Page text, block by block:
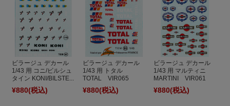
ビラージュ デカール
1/43 用 コニ/ビルシュ
タイン KONI/BILSTE...
¥880(税込)
ビラージュ デカール
1/43 用 トタル
TOTAL VIR065
¥880(税込)
ビラージュ デカール
1/43 用 マルティニ
MARTINI VIR061
¥880(税込)